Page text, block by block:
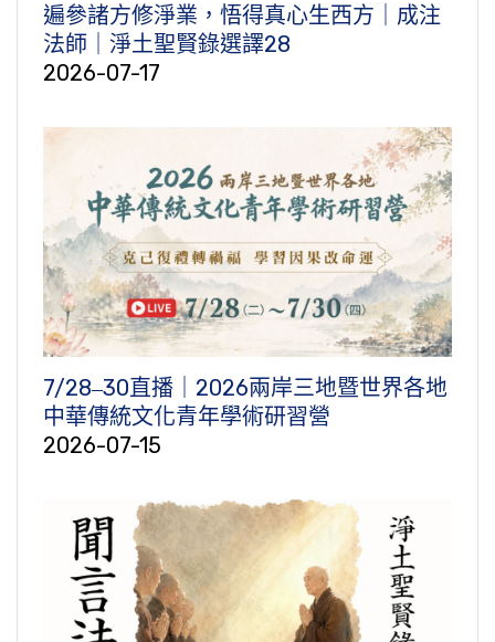
遍參諸方修淨業，悟得真心生西方｜成注
法師｜淨土聖賢錄選譯28
2026-07-17
7/28‒30直播｜2026兩岸三地暨世界各地
中華傳統文化青年學術研習營
2026-07-15